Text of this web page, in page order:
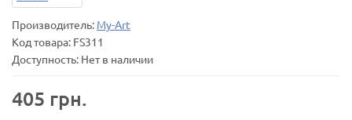
Производитель: My-Art
Код товара: FS311
Доступность: Нет в наличии
405 грн.